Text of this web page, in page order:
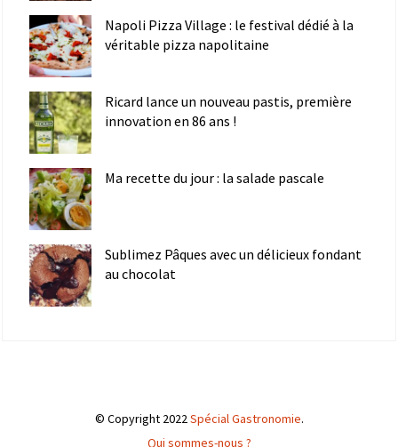
Napoli Pizza Village : le festival dédié à la
véritable pizza napolitaine
Ricard lance un nouveau pastis, première
innovation en 86 ans !
Ma recette du jour : la salade pascale
Sublimez Pâques avec un délicieux fondant
au chocolat
© Copyright 2022Spécial Gastronomie.
Qui sommes-nous ?